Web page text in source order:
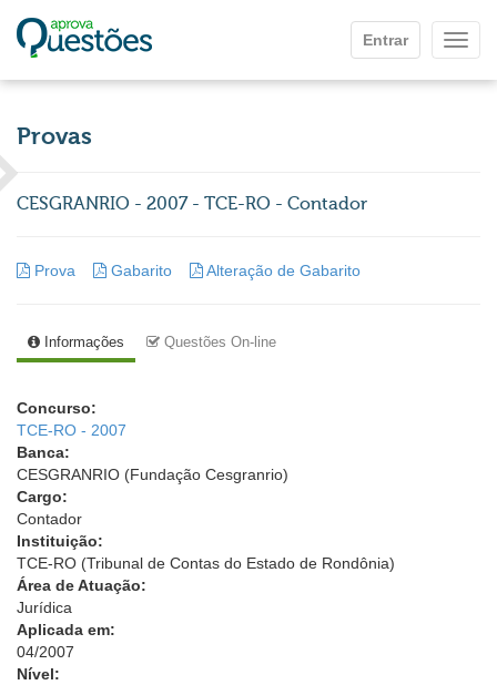
Entrar
Provas
CESGRANRIO - 2007 - TCE-RO - Contador
Prova Gabarito Alteração de Gabarito
Informações Questões On-line
Concurso:
TCE-RO - 2007
Banca:
CESGRANRIO (Fundação Cesgranrio)
Cargo:
Contador
Instituição:
TCE-RO (Tribunal de Contas do Estado de Rondônia)
Área de Atuação:
Jurídica
Aplicada em:
04/2007
Nível: